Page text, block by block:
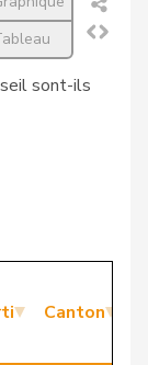
sont-ils
Canton